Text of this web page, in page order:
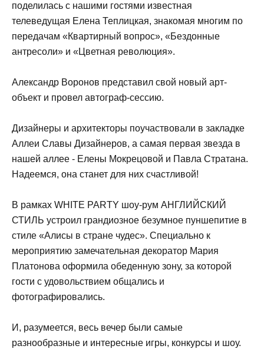
поделилась с нашими гостями известная
телеведущая Елена Теплицкая, знакомая многим по
передачам «Квартирный вопрос», «Бездонные
антресоли» и «Цветная революция».
Александр Воронов представил свой новый арт-
объект и провел автограф-сессию.
Дизайнеры и архитекторы поучаствовали в закладке
Аллеи Славы Дизайнеров, а самая первая звезда в
нашей аллее - Елены Мокрецовой и Павла Стратана.
Надеемся, она станет для них счастливой!
В рамках WHITE PARTY шоу-рум АНГЛИЙСКИЙ
СТИЛЬ устроил грандиозное безумное пуншепитие в
стиле «Алисы в стране чудес». Специально к
мероприятию замечательная декоратор Мария
Платонова оформила обеденную зону, за которой
гости с удовольствием общались и
фотографировались.
И, разумеется, весь вечер были самые
разнообразные и интересные игры, конкурсы и шоу.